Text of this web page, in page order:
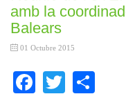
amb la
Balears
01 Octubre 2015
Facebook
Twitter